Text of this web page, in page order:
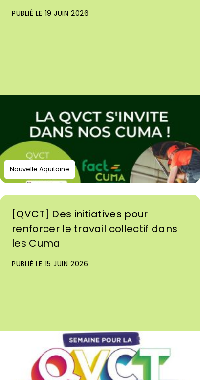
PUBLIÉ LE 19 JUIN 2026
Nouvelle Aquitaine
[QVCT] Des initiatives pour
renforcer le travail collectif dans
les Cuma
PUBLIÉ LE 15 JUIN 2026